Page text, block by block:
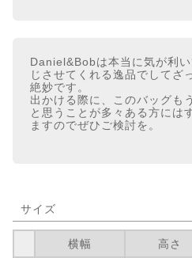
Daniel&Bobは本当に気が利
じさせてくれる逸品でしてざ
絶妙です。
出かける際に、このバッグも
と思うことが多々ある方には
ますのでぜひご検討を。
サイズ
横幅 高さ